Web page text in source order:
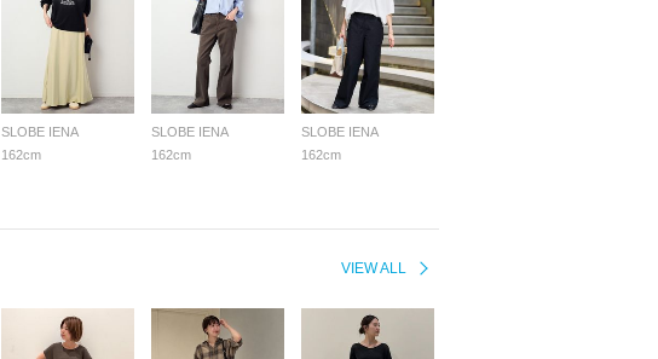
SLOBE IENA
162cm
SLOBE IENA
162cm
SLOBE IENA
162cm
VIEW ALL